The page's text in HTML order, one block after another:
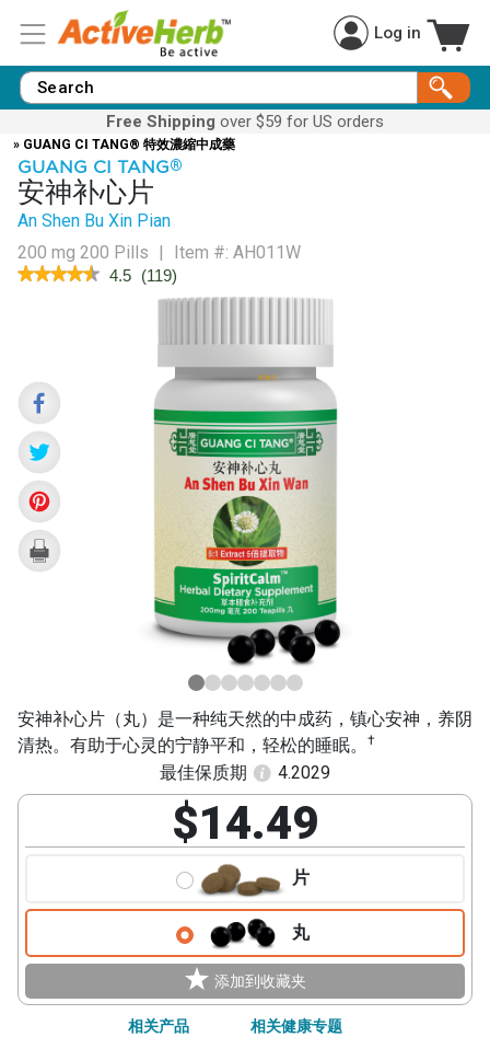
Log in
Free Shipping over $59 for US orders
» GUANG CI TANG® 特效濃縮中成藥
GUANG CI TANG®
安神补心片
An Shen Bu Xin Pian
200 mg 200 Pills | Item #: AH011W
★★★★★
★★★★★ 4.5 (119)
安神补心片（丸）是一种纯天然的中成药，镇心安神，养阴
清热。有助于心灵的宁静平和，轻松的睡眠。
†
最佳保质期 4.2029
$14.49
片
丸
添加到收藏夹
相关产品 相关健康专题